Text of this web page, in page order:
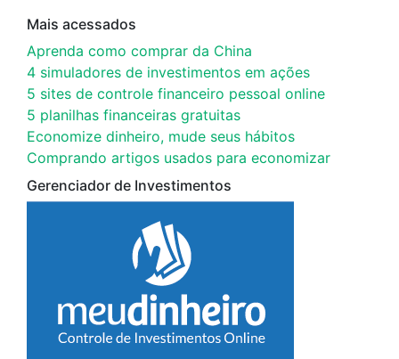
Mais acessados
Aprenda como comprar da China
4 simuladores de investimentos em ações
5 sites de controle financeiro pessoal online
5 planilhas financeiras gratuitas
Economize dinheiro, mude seus hábitos
Comprando artigos usados para economizar
Gerenciador de Investimentos